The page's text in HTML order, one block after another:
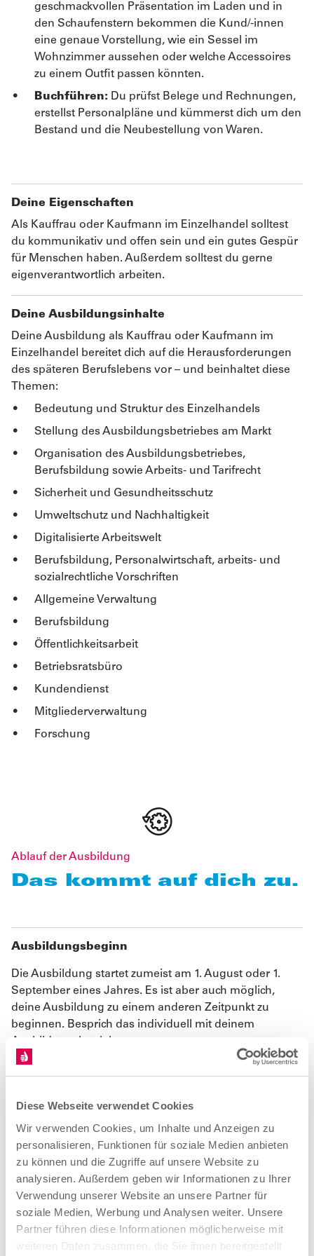
Diese Webseite verwendet Cookies
Wir verwenden Cookies, um Inhalte und Anzeigen zu
personalisieren, Funktionen für soziale Medien anbieten
zu können und die Zugriffe auf unsere Website zu
analysieren. Außerdem geben wir Informationen zu Ihrer
Verwendung unserer Website an unsere Partner für
soziale Medien, Werbung und Analysen weiter. Unsere
Partner führen diese Informationen möglicherweise mit
weiteren Daten zusammen, die Sie ihnen bereitgestellt
geschmackvollen Präsentation im Laden und in
den Schaufenstern bekommen die Kund/-innen
eine genaue Vorstellung, wie ein Sessel im
Wohnzimmer aussehen oder welche Accessoires
zu einem Outfit passen könnten.
Buchführen: Du prüfst Belege und Rechnungen,
erstellst Personalpläne und kümmerst dich um den
Bestand und die Neubestellung von Waren.
Deine Eigenschaften
Als Kauffrau oder Kaufmann im Einzelhandel solltest
du kommunikativ und offen sein und ein gutes Gespür
für Menschen haben. Außerdem solltest du gerne
eigenverantwortlich arbeiten.
Deine Ausbildungsinhalte
Deine Ausbildung als Kauffrau oder Kaufmann im
Einzelhandel bereitet dich auf die Herausforderungen
des späteren Berufslebens vor – und beinhaltet diese
Themen:
Bedeutung und Struktur des Einzelhandels
Stellung des Ausbildungsbetriebes am Markt
Organisation des Ausbildungsbetriebes,
Berufsbildung sowie Arbeits- und Tarifrecht
Sicherheit und Gesundheitsschutz
Umweltschutz und Nachhaltigkeit
Digitalisierte Arbeitswelt
Berufsbildung, Personalwirtschaft, arbeits- und
sozialrechtliche Vorschriften
Allgemeine Verwaltung
Berufsbildung
Öffentlichkeitsarbeit
Betriebsratsbüro
Kundendienst
Mitgliederverwaltung
Forschung
Ablauf der Ausbildung
Das kommt auf dich zu.
Ausbildungsbeginn
Die Ausbildung startet zumeist am 1. August oder 1.
September eines Jahres. Es ist aber auch möglich,
deine Ausbildung zu einem anderen Zeitpunkt zu
beginnen. Besprich das individuell mit deinem
3 Jahre
Teil I Abschlussprüfung
Der erste Teil der Abschlussprüfung soll am Ende des
zweiten Ausbildungsjahres durchgeführt werden.
Teil II Abschlussprüfung